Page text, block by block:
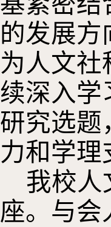
的发展方
为人文社
续深入学
研究选题
力和学理
我校人
座。与会